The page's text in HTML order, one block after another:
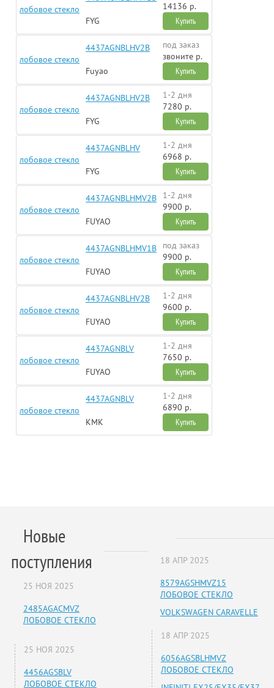
лобовое стекло
FYG
14136 р.
Купить
лобовое стекло
4437AGNBLHV2B
Fuyao
под заказ
звоните р.
Купить
лобовое стекло
4437AGNBLHV2B
FYG
1-2 дня
7280 р.
Купить
лобовое стекло
4437AGNBLHV
FYG
1-2 дня
6968 р.
Купить
лобовое стекло
4437AGNBLHMV2B
FUYAO
1-2 дня
9900 р.
Купить
лобовое стекло
4437AGNBLHMV1B
FUYAO
под заказ
9900 р.
Купить
лобовое стекло
4437AGNBLHV2B
FUYAO
1-2 дня
9600 р.
Купить
лобовое стекло
4437AGNBLV
FUYAO
1-2 дня
7650 р.
Купить
лобовое стекло
4437AGNBLV
KMK
1-2 дня
6890 р.
Купить
Новые
поступления
25 НОЯ 2025
2485AGACMVZ
ЛОБОВОЕ СТЕКЛО
25 НОЯ 2025
4456AGSBLV
ЛОБОВОЕ СТЕКЛО
18 АПР 2025
8579AGSHMVZ15
ЛОБОВОЕ СТЕКЛО
VOLKSWAGEN CARAVELLE
18 АПР 2025
6056AGSBLHMVZ
ЛОБОВОЕ СТЕКЛО